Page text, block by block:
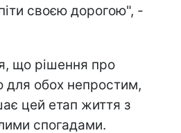
своєю дорогою", -
що рішення про
для обох непростим,
цей етап життя з
спогадами.